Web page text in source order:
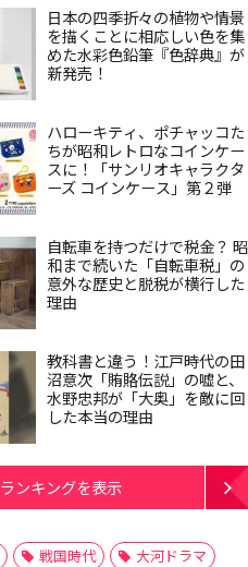
日本の四季折々の植物や情景
を描くことに相応しい色を集
めた水彩色鉛筆『色辞典』が
新発売！
ハローキティ、ポチャッコた
ちが昭和レトロなコインケー
スに！「サンリオキャラクタ
ーズ コインケース」第２弾
自転車を持つだけで税金？ 昭
和まで続いた「自転車税」の
意外な歴史と脱税が横行した
理由
教科書と違う！江戸時代の田
沼意次「賄賂伝説」の嘘と、
水野忠邦が「大奥」を敵に回
した本当の理由
ランキングを表示
戦国時代
大河ドラマ